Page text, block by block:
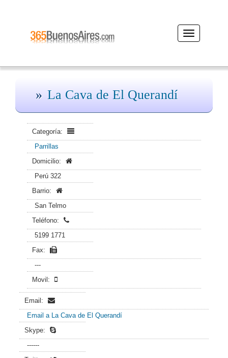
Desplegar
navegación
La Cava de El Querandí
Categoría:
Parrillas
Domicilio:
Perú 322
Barrio:
San Telmo
Teléfono:
5199 1771
Fax:
---
Movil:
Email:
Email a La Cava de El Querandí
Skype:
------